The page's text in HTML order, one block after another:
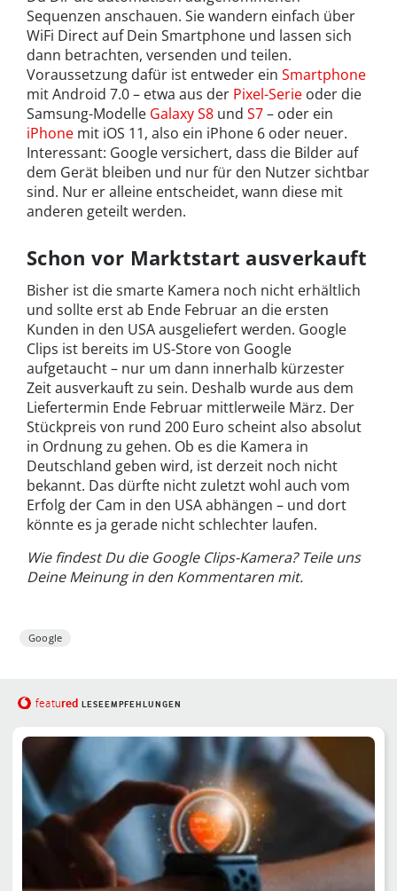
Sequenzen anschauen. Sie wandern einfach über
WiFi Direct auf Dein Smartphone und lassen sich
dann betrachten, versenden und teilen.
Voraussetzung dafür ist entweder ein Smartphone
mit Android 7.0 – etwa aus der Pixel-Serie oder die
Samsung-Modelle Galaxy S8 und S7– oder ein
iPhone mit iOS 11, also ein iPhone 6 oder neuer.
Interessant: Google versichert, dass die Bilder auf
dem Gerät bleiben und nur für den Nutzer sichtbar
sind. Nur er alleine entscheidet, wann diese mit
anderen geteilt werden.
Schon vor Marktstart ausverkauft
Bisher ist die smarte Kamera noch nicht erhältlich
und sollte erst ab Ende Februar an die ersten
Kunden in den USA ausgeliefert werden. Google
Clips ist bereits im US-Store von Google
aufgetaucht – nur um dann innerhalb kürzester
Zeit ausverkauft zu sein. Deshalb wurde aus dem
Liefertermin Ende Februar mittlerweile März. Der
Stückpreis von rund 200 Euro scheint also absolut
in Ordnung zu gehen. Ob es die Kamera in
Deutschland geben wird, ist derzeit noch nicht
bekannt. Das dürfte nicht zuletzt wohl auch vom
Erfolg der Cam in den USA abhängen – und dort
könnte es ja gerade nicht schlechter laufen.
Wie findest Du die Google Clips-Kamera? Teile uns
Deine Meinung in den Kommentaren mit.
Google
featured LESEEMPFEHLUNGEN